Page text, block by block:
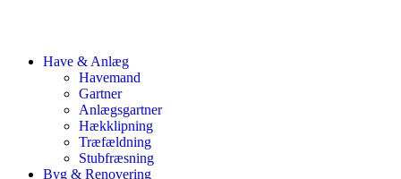
Have & Anlæg
Havemand
Gartner
Anlægsgartner
Hækklipning
Træfældning
Stubfræsning
Byg & Renovering